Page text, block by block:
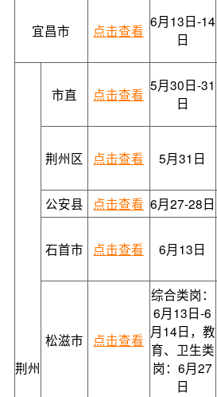
宜昌市 点击查看
6月13日-14
日
荆州
市直 点击查看
5月30日-31
日
荆州区 点击查看 5月31日
公安县
点击查看 6月27-28日
石首市 点击查看 6月13日
松滋市 点击查看
综合类岗：
6月13日-6
月14日，教
育、卫生类
岗：6月27
日